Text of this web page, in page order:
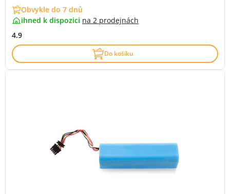
Obvykle do 7 dnů
ihned k dispozici na 2 prodejnách
4.9
Do košíku